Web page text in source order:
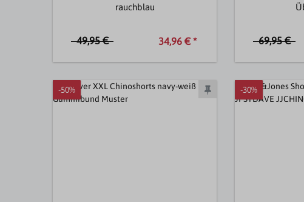
rauchblau
49,95 € 34,96 € * 69,95 €
-50% -30%